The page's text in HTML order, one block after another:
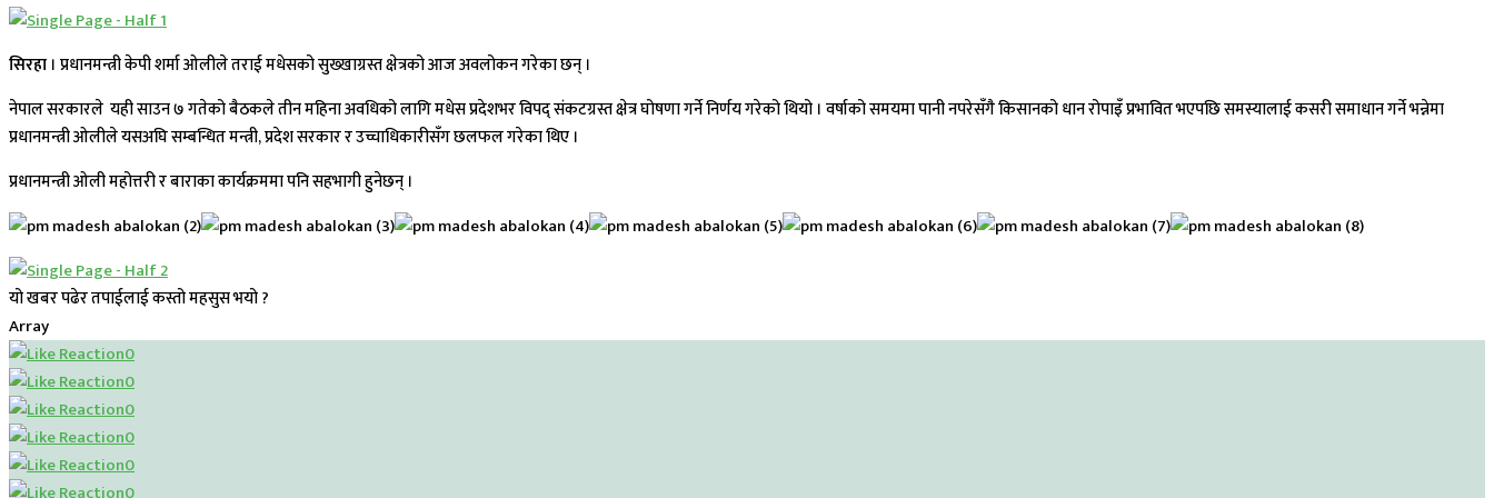
सिरहा । प्रधानमन्त्री केपी शर्मा ओलीले तराई मधेसको सुख्खाग्रस्त क्षेत्रको आज अवलोकन गरेका छन् ।
नेपाल सरकारले यही साउन ७ गतेको बैठकले तीन महिना अवधिको लागि मधेस प्रदेशभर विपद् संकटग्रस्त क्षेत्र घोषणा गर्ने निर्णय गरेको थियो । वर्षाको समयमा पानी नपरेसँगै किसानको धान रोपाइँ प्रभावित भएपछि समस्यालाई कसरी समाधान गर्ने भन्नेमा
प्रधानमन्त्री ओलीले यसअघि सम्बन्धित मन्त्री, प्रदेश सरकार र उच्चाधिकारीसँग छलफल गरेका थिए ।
प्रधानमन्त्री ओली महोत्तरी र बाराका कार्यक्रममा पनि सहभागी हुनेछन् ।
यो खबर पढेर तपाईलाई कस्तो महसुस भयो ?
Array
0
0
0
0
0